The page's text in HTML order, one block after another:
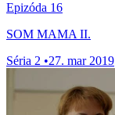
Epizóda 16
SOM MAMA II.
Séria 2 •27. mar 2019